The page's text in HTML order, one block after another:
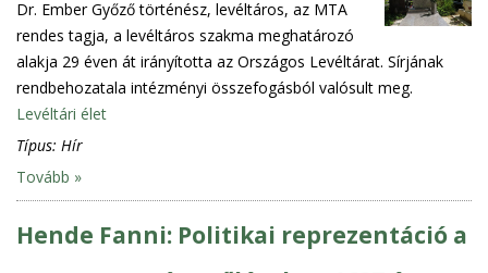
Dr. Ember Győző történész, levéltáros, az MTA
rendes tagja, a levéltáros szakma meghatározó
alakja 29 éven át irányította az Országos Levéltárat. Sírjának
rendbehozatala intézményi összefogásból valósult meg.
Levéltári élet
Típus: Hír
Tovább »
Hende Fanni: Politikai reprezentáció a